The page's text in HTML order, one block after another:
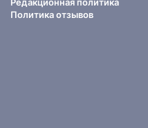
Редакционная политика
Политика отзывов